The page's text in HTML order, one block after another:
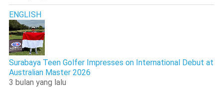
ENGLISH
Surabaya Teen Golfer Impresses on International Debut at
Australian Master 2026
3 bulan yang lalu